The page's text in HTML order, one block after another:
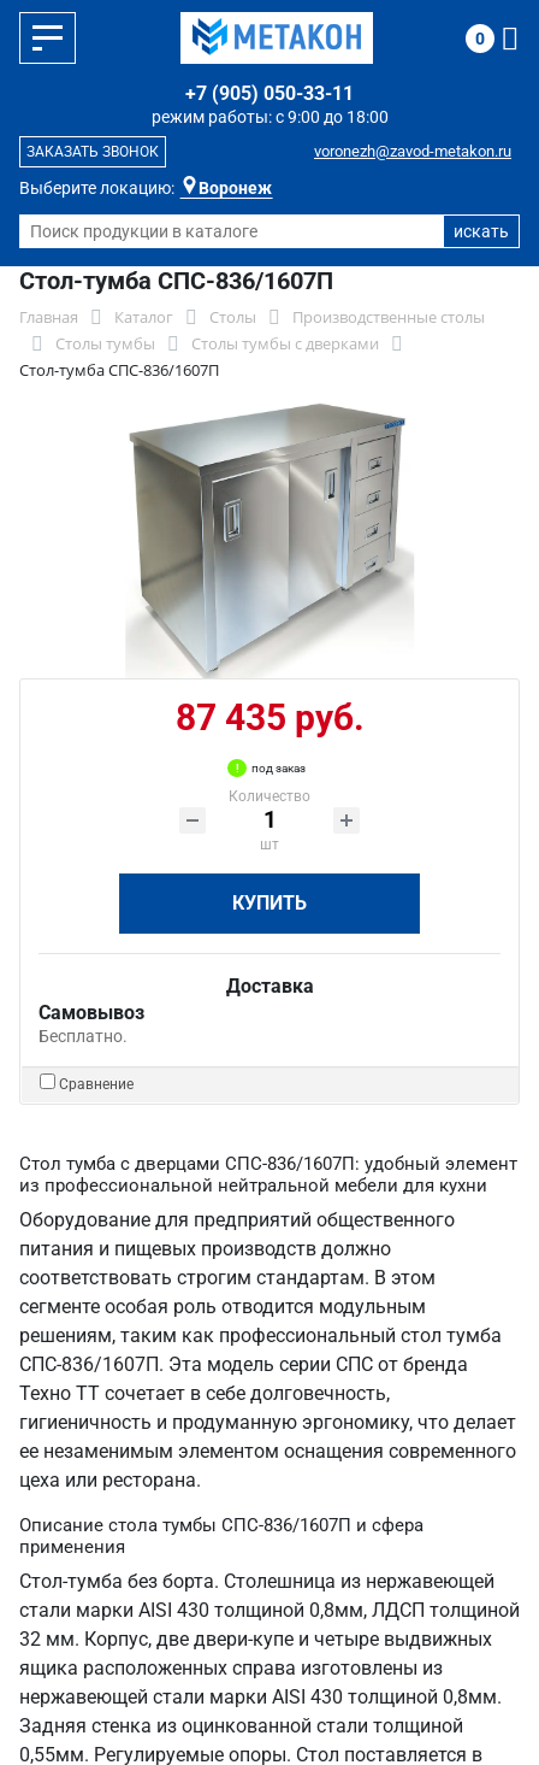
Выберите локацию: Воронеж
режим работы: с 9:00 до 18:00
+7 (905) 050-33-11
voronezh@zavod-metakon.ru
ЗАКАЗАТЬ ЗВОНОК
0
Стол-тумба СПС-836/1607П
Главная Каталог Столы
Производственные столы
Столы тумбы
Столы тумбы с дверками
Стол-тумба СПС-836/1607П
87 435 руб.
под заказ
Количество
шт
КУПИТЬ
Доставка
Самовывоз
Бесплатно.
Сравнение
Стол тумба с дверцами СПС-836/1607П: удобный элемент
из профессиональной нейтральной мебели для кухни
Оборудование для предприятий общественного
питания и пищевых производств должно
соответствовать строгим стандартам. В этом
сегменте особая роль отводится модульным
решениям, таким как профессиональный стол тумба
СПС-836/1607П. Эта модель серии СПС от бренда
Техно ТТ сочетает в себе долговечность,
гигиеничность и продуманную эргономику, что делает
ее незаменимым элементом оснащения современного
цеха или ресторана.
Описание стола тумбы СПС-836/1607П и сфера
применения
Стол-тумба без борта. Столешница из нержавеющей
стали марки AISI 430 толщиной 0,8мм, ЛДСП толщиной
32 мм. Корпус, две двери-купе и четыре выдвижных
ящика расположенных справа изготовлены из
нержавеющей стали марки AISI 430 толщиной 0,8мм.
Задняя стенка из оцинкованной стали толщиной
0,55мм. Регулируемые опоры. Стол поставляется в